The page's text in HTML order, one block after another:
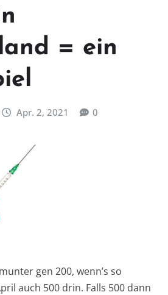
= ein
Apr. 2, 2021 0
gen 200, wenn’s so
auch 500 drin. Falls 500 dann